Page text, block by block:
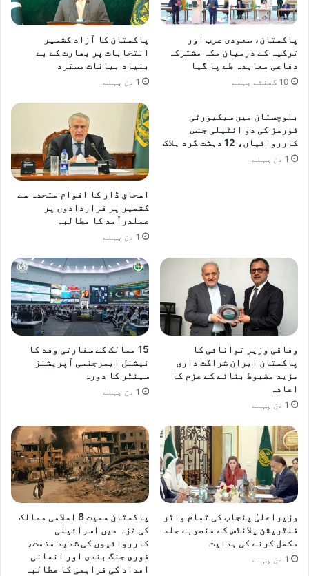
ا
و
خ
و
ش
ل
ی
ے
ر
ن
ے
پ
ر
ا
ت
ف
ا
ق
خ
ت
ف
ش
ع
ں
م
ی
ب
ن
ک
ا
ف
ی
ل
ہ
پاکستان، سعودی عرب اور
ترکیہ کے درمیان مکہ مشترکہ
دفاعی معاہدہ طے پا گیا
10 گھنٹے پہلے
پاکستان کا آزاد کشمیر
انتخابات پر بھارت کے بے
بنیاد بیانات مسترد
1 دن پہلے
بلوچستان میں سیکیورٹی
فورسز کی دو انٹیلی جنس
کارروائیاں، 12 دہشت گرد ہلاک
1 دن پہلے
اسحاق ڈار کا اقوام متحدہ سے
کشمیر پر قراردادوں پر
عملدرآمد کا مطالبہ
1 دن پہلے
وفاقی وزیر توانائی کا
پاکستان ایران شراکت داری
مزید مضبوط بنانے کے عزم کا
اعادہ
1 دن پہلے
15 ممالک کے سفارتی وفد کا
نیشنل ایمرجنسی آپریشنز
سینٹر کا دورہ
1 دن پہلے
وزیراعلیٰ پنجاب کی تمام واٹر
فلٹریشن پلانٹس کے منصوبے جلد
مکمل کرنے کی ہدایت
1 دن پہلے
پاکستان سمیت 8 اسلامی ممالک
کی غزہ میں اسرائیلی
کارروائیوں کی شدید مذمت،
فوری جنگ بندی اور انسانی
امداد کی فراہمی کا مطالبہ